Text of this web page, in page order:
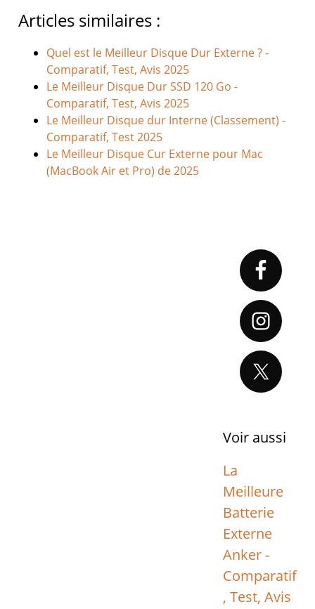
Articles similaires :
Quel est le Meilleur Disque Dur Externe ? -
Comparatif, Test, Avis 2025
Le Meilleur Disque Dur SSD 120 Go -
Comparatif, Test, Avis 2025
Le Meilleur Disque dur Interne (Classement) -
Comparatif, Test 2025
Le Meilleur Disque Cur Externe pour Mac
(MacBook Air et Pro) de 2025
Primary
Sidebar
Voir aussi
La
Meilleure
Batterie
Externe
Anker -
Comparatif
, Test, Avis